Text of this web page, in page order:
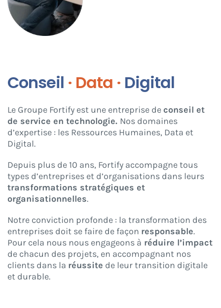
Conseil · Data · Digital
Le Groupe Fortify est une entreprise de conseil et
de service en technologie. Nos domaines
d’expertise : les Ressources Humaines, Data et
Digital.
Depuis plus de 10 ans, Fortify accompagne tous
types d’entreprises et d’organisations dans leurs
transformations stratégiques et
organisationnelles.
Notre conviction profonde : la transformation des
entreprises doit se faire de façon responsable.
Pour cela nous nous engageons à réduire l’impact
de chacun des projets, en accompagnant nos
clients dans la réussite de leur transition digitale
et durable.